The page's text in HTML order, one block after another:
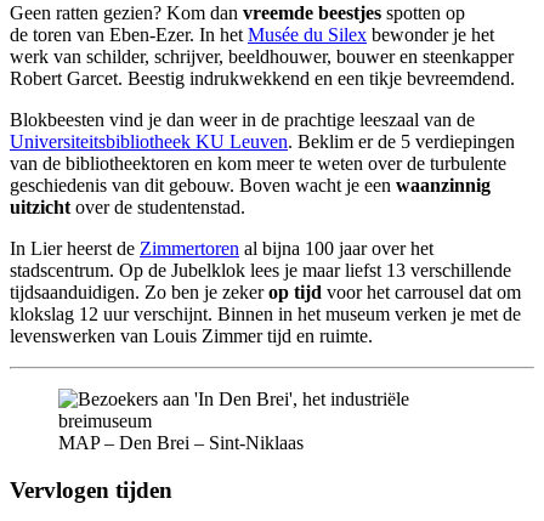
Geen ratten gezien? Kom dan vreemde beestjes spotten op
de toren van Eben-Ezer. In het Musée du Silex bewonder je het
werk van schilder, schrijver, beeldhouwer, bouwer en steenkapper
Robert Garcet. Beestig indrukwekkend en een tikje bevreemdend.
Blokbeesten vind je dan weer in de prachtige leeszaal van de
Universiteitsbibliotheek KU Leuven. Beklim er de 5 verdiepingen
van de bibliotheektoren en kom meer te weten over de turbulente
geschiedenis van dit gebouw. Boven wacht je een waanzinnig
uitzicht over de studentenstad.
In Lier heerst de Zimmertoren al bijna 100 jaar over het
stadscentrum. Op de Jubelklok lees je maar liefst 13 verschillende
tijdsaanduidigen. Zo ben je zekerop tijd voor het carrousel dat om
klokslag 12 uur verschijnt. Binnen in het museum verken je met de
levenswerken van Louis Zimmer tijd en ruimte.
MAP – Den Brei – Sint-Niklaas
Vervlogen tijden